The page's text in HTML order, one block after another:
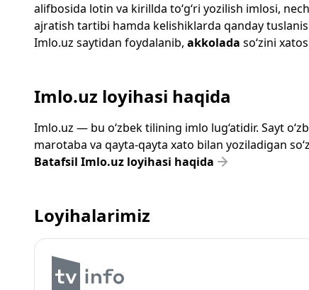
alifbosida lotin va kirillda to‘g‘ri yozilish imlosi,
ajratish tartibi hamda kelishiklarda qanday
Imlo.uz saytidan foydalanib, akkolada so‘zini
Imlo.uz loyihasi haqida
Imlo.uz — bu o‘zbek tilining imlo lug‘atidir. Sayt
marotaba va qayta-qayta xato bilan yoziladigan
Batafsil Imlo.uz loyihasi haqida
Loyihalarimiz